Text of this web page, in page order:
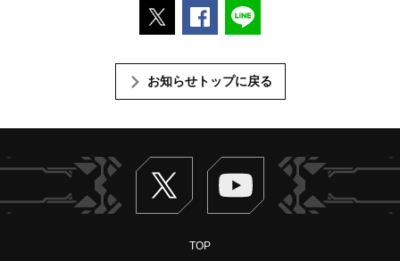
ポストするFacebookでシェアする
お知らせトップに戻る
Twitter ヴァンガードch
TOP